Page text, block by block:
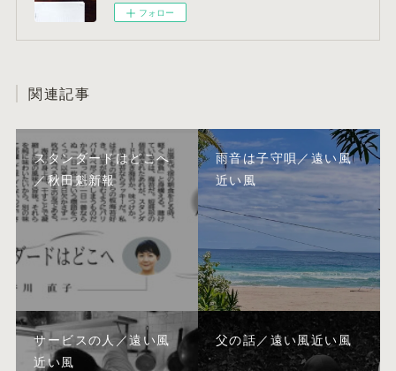
フォロー
関連記事
スタンダードはどこへ
／秋田魁新報
雨音は子守唄／遠い風
近い風
サービスの人／遠い風
近い風
父の話／遠い風近い風